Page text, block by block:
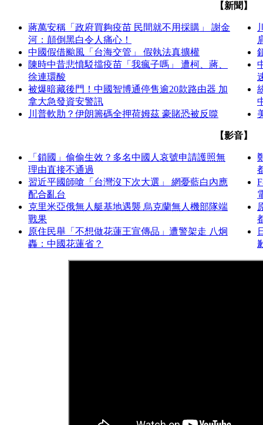
【新聞】
蔣萬安稱「政府買夠疫苗 民間就不用採購」 謝金
河：顛倒黑白令人痛心！
中國假借颱風「台海交管」 假執法真擴權
陳時中昔悲憤駁擋疫苗「我瘋子嗎」 遭柯、蔣、
徐連環酸
被爆暗藏後門！中國智博通停售逾20款路由器 加
拿大急發資安警訊
川普軟肋？伊朗籌碼全押荷姆茲 豪賭恐被反噬
【影音】
「鎖國」偷偷生效？多名中國人哀號申請護照無
理由直接不通過
習近平國師嗆「台灣沒下次大選」 網憂藍白內應
配合亂台
克里米亞俄無人艇基地遇襲 烏克蘭無人機部隊端
戰果
原住民舉「不想做花蓮王宣傳品」遭警架走 八炯
轟：中國花蓮省？